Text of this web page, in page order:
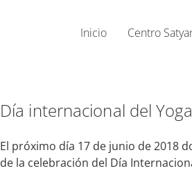
Inicio Centro
Día internacional del Yoga
El próximo día 17 de junio de 2018
de la celebración del Día